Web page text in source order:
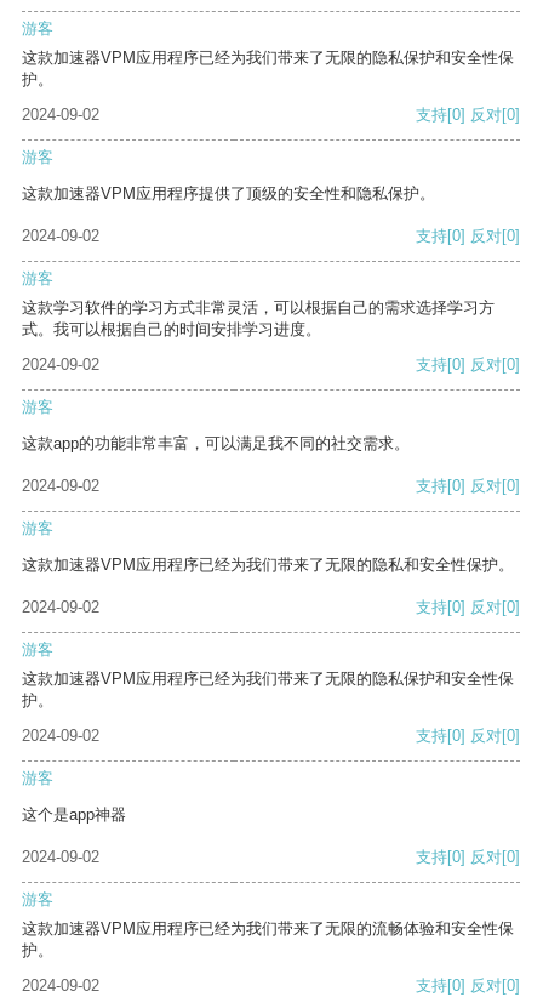
游客
这款加速器VPM应用程序已经为我们带来了无限的隐私保护和安全性保
护。
2024-09-02
支持[0] 反对[0]
游客
这款加速器VPM应用程序提供了顶级的安全性和隐私保护。
2024-09-02 支持[0] 反对[0]
游客
这款学习软件的学习方式非常灵活，可以根据自己的需求选择学习方
式。我可以根据自己的时间安排学习进度。
2024-09-02
支持[0] 反对[0]
游客
这款app的功能非常丰富，可以满足我不同的社交需求。
2024-09-02 支持[0] 反对[0]
游客
这款加速器VPM应用程序已经为我们带来了无限的隐私和安全性保护。
2024-09-02 支持[0] 反对[0]
游客
这款加速器VPM应用程序已经为我们带来了无限的隐私保护和安全性保
护。
2024-09-02
支持[0] 反对[0]
游客
这个是app神器
2024-09-02 支持[0] 反对[0]
游客
这款加速器VPM应用程序已经为我们带来了无限的流畅体验和安全性保
护。
2024-09-02
支持[0] 反对[0]